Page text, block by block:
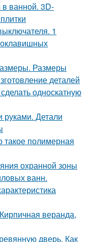
в ванной. 3D-
1
Размеры
деталей
односкатную
руками. Детали
такое полимерная
охранной зоны
ванн.
веранда,
дверь. Как